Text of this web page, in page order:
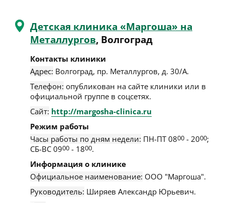
Детская клиника «Маргоша» на
Металлургов, Волгоград
Контакты клиники
Адрес: Волгоград, пр. Металлургов, д. 30/А.
Телефон: опубликован на сайте клиники или в
официальной группе в соцсетях.
Сайт: http://margosha-clinica.ru
Режим работы
Часы работы по дням недели: ПН-ПТ 0800 - 2000;
СБ-ВС 0900 - 1800.
Информация о клинике
Официальное наименование: ООО "Маргоша".
Руководитель: Ширяев Александр Юрьевич.